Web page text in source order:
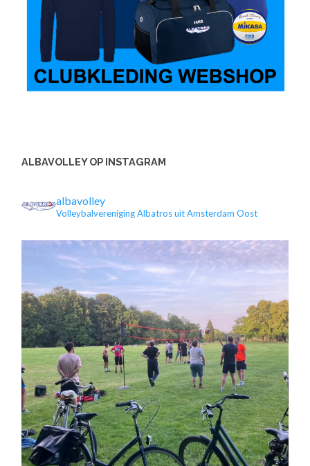
ALBAVOLLEY OP INSTAGRAM
albavolley
Volleybalvereniging Albatros uit Amsterdam Oost